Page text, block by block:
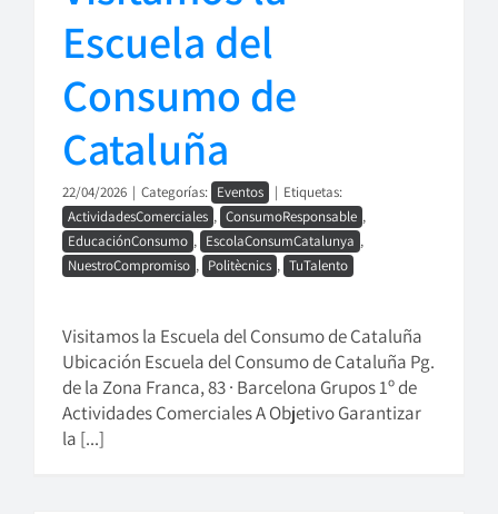
Escuela del
Consumo de
Cataluña
22/04/2026 | Categorías: Eventos | Etiquetas:
ActividadesComerciales , ConsumoResponsable ,
EducaciónConsumo , EscolaConsumCatalunya ,
NuestroCompromiso , Politècnics , TuTalento
Visitamos la Escuela del Consumo de Cataluña
Ubicación Escuela del Consumo de Cataluña Pg.
de la Zona Franca, 83 · Barcelona Grupos 1º de
Actividades Comerciales A Objetivo Garantizar
la [...]